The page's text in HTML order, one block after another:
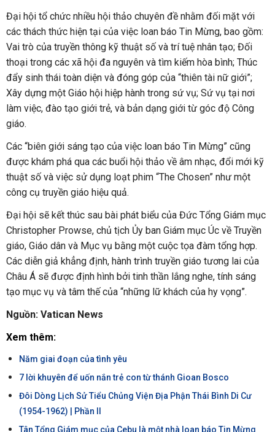
Đại hội tổ chức nhiều hội thảo chuyên đề nhằm đối mặt với
các thách thức hiện tại của việc loan báo Tin Mừng, bao gồm:
Vai trò của truyền thông kỹ thuật số và trí tuệ nhân tạo; Đối
thoại trong các xã hội đa nguyên và tìm kiếm hòa bình; Thúc
đẩy sinh thái toàn diện và đóng góp của “thiên tài nữ giới”;
Xây dựng một Giáo hội hiệp hành trong sứ vụ; Sứ vụ tại nơi
làm việc, đào tạo giới trẻ, và bản dạng giới từ góc độ Công
giáo.
Các “biên giới sáng tạo của việc loan báo Tin Mừng” cũng
được khám phá qua các buổi hội thảo về âm nhạc, đổi mới kỹ
thuật số và việc sử dụng loạt phim “The Chosen” như một
công cụ truyền giáo hiệu quả.
Đại hội sẽ kết thúc sau bài phát biểu của Đức Tổng Giám mục
Christopher Prowse, chủ tịch Ủy ban Giám mục Úc về Truyền
giáo, Giáo dân và Mục vụ bằng một cuộc tọa đàm tổng hợp.
Các diễn giả khẳng định, hành trình truyền giáo tương lai của
Châu Á sẽ được định hình bởi tinh thần lắng nghe, tính sáng
tạo mục vụ và tâm thế của “những lữ khách của hy vọng”.
Nguồn: Vatican News
Xem thêm:
Năm giai đoạn của tình yêu
7 lời khuyên để uốn nắn trẻ con từ thánh Gioan Bosco
Đôi Dòng Lịch Sử Tiểu Chủng Viện Địa Phận Thái Bình Di Cư
(1954-1962) | Phần II
Tân Tổng Giám mục của Cebu là một nhà loan báo Tin Mừng